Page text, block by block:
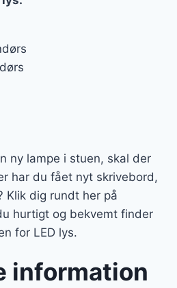
ny lampe i stuen, skal der
har du fået nyt skrivebord,
Klik dig rundt her på
hurtigt og bekvemt finder
for LED lys.
information